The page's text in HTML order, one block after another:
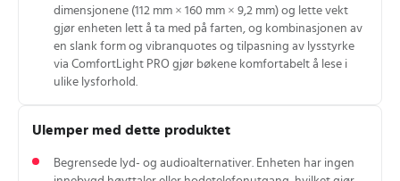
dimensjonene (112 mm × 160 mm × 9,2 mm) og lette vekt
gjør enheten lett å ta med på farten, og kombinasjonen av
en slank form og vibranquotes og tilpasning av lysstyrke
via ComfortLight PRO gjør bøkene komfortabelt å lese i
ulike lysforhold.
Ulemper med dette produktet
Begrensede lyd- og audioalternativer. Enheten har ingen